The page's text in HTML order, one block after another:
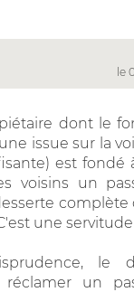
le
dont le
issue sur la
est fondé
voisins un
complète
une
le
réclamer un